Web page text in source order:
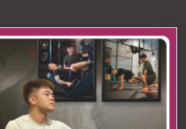
~😂😂-#武術 #散打拳擊
文自店#私人教練課程 #
#私人教練#健身 #高雄健
身房推薦